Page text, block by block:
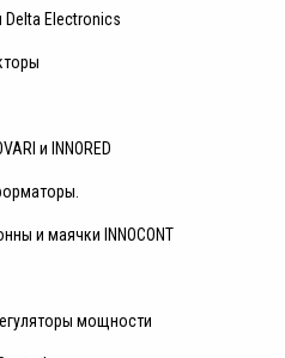
Electronics
и INNORED
и маячки INNOCONT
мощности